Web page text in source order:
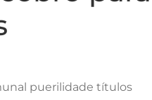
puerilidade títulos